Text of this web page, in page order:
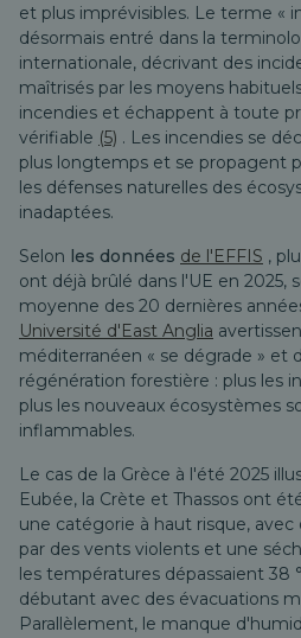
et plus imprévisibles. Le terme «
désormais entré dans la
internationale, décrivant des
maîtrisés par les moyens
incendies et échappent à toute
vérifiable (5) . Les incendies se
plus longtemps et se propagent
les défenses naturelles des
inadaptées.
Selon les données de l'EFFIS ,
ont déjà brûlé dans l'UE en 2025,
moyenne des 20 dernières
Université d'East Anglia
méditerranéen « se dégrade » et
régénération forestière : plus les
plus les nouveaux écosystèmes
inflammables.
Le cas de la Grèce à l'été 2025
Eubée, la Crète et Thassos ont
une catégorie à haut risque, avec
par des vents violents et une
les températures dépassaient 38
débutant avec des évacuations
Parallèlement, le manque